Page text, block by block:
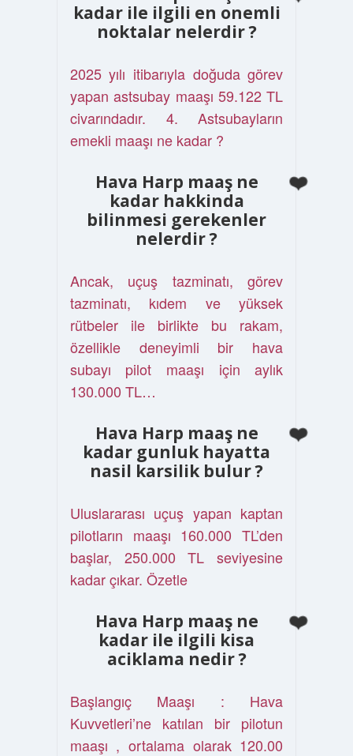
kadar ile ilgili en onemli
noktalar nelerdir ?
2025 yılı itibarıyla doğuda görev
yapan astsubay maaşı 59.122 TL
civarındadır. 4. Astsubayların
emekli maaşı ne kadar ?
Hava Harp maaş ne
kadar hakkinda
bilinmesi gerekenler
nelerdir ?
Ancak, uçuş tazminatı, görev
tazminatı, kıdem ve yüksek
rütbeler ile birlikte bu rakam,
özellikle deneyimli bir hava
subayı pilot maaşı için aylık
130.000 TL…
Hava Harp maaş ne
kadar gunluk hayatta
nasil karsilik bulur ?
Uluslararası uçuş yapan kaptan
pilotların maaşı 160.000 TL’den
başlar, 250.000 TL seviyesine
kadar çıkar. Özetle
Hava Harp maaş ne
kadar ile ilgili kisa
aciklama nedir ?
Başlangıç Maaşı : Hava
Kuvvetleri’ne katılan bir pilotun
maaşı , ortalama olarak 120.00